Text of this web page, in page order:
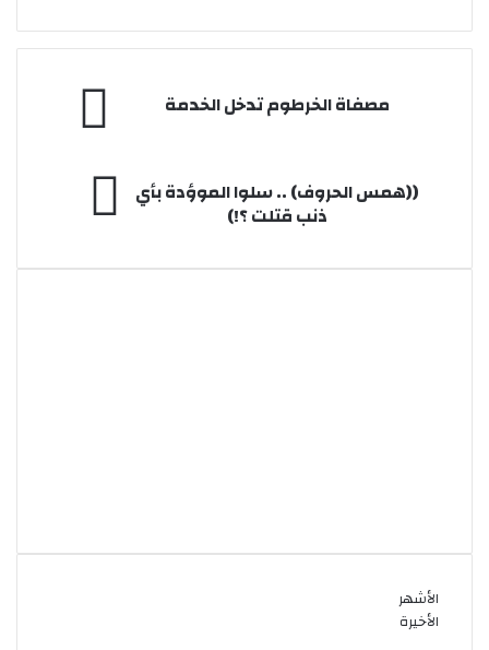
مصفاة الخرطوم تدخل الخدمة
((همس
الحروف)
الموؤدة
((همس الحروف) .. سلوا الموؤدة بأي
ذنب قتلت ؟!)
الأشهر
الأخيرة